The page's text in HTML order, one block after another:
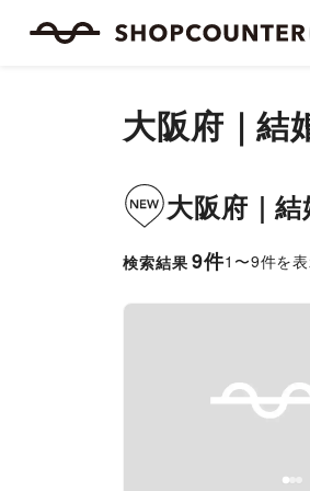
大阪府 ｜結
大阪府 ｜結
検索結果 9件1 〜9件を
Previous slide